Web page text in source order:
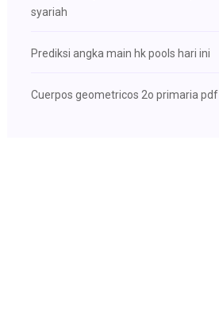
syariah
Prediksi angka main hk pools hari ini
Cuerpos geometricos 2o primaria pdf